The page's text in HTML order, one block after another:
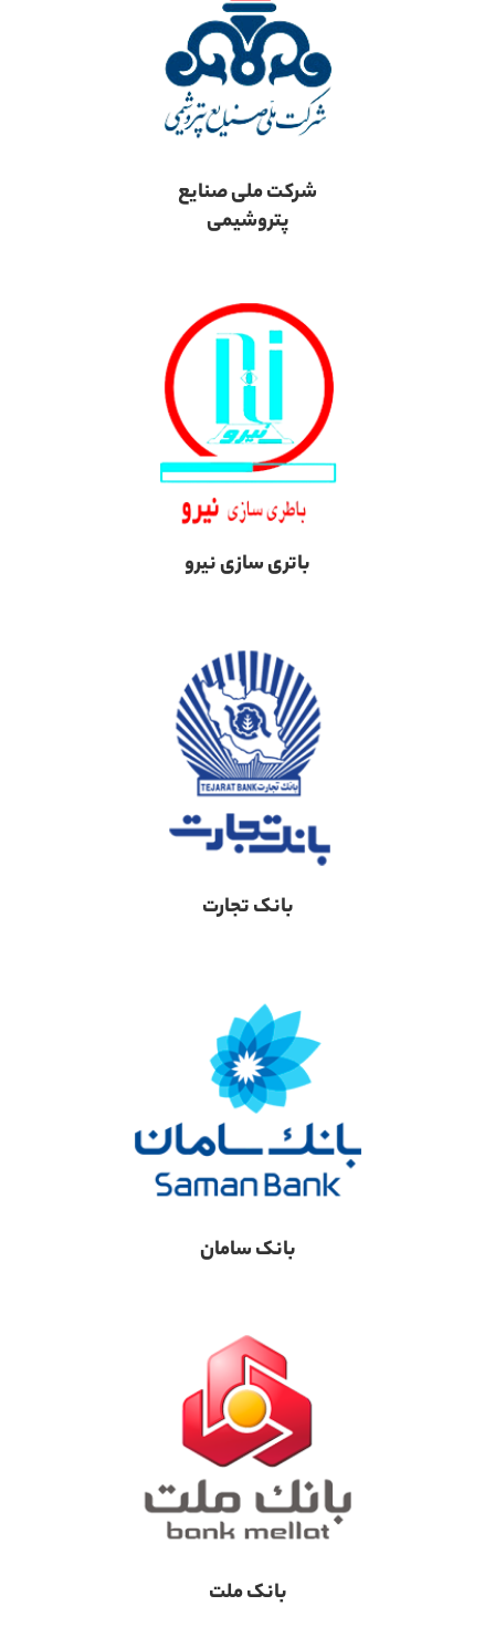
شرکت ملی صنایع
پتروشیمی
باتری سازی نیرو
بانک تجارت
بانک سامان
بانک ملت